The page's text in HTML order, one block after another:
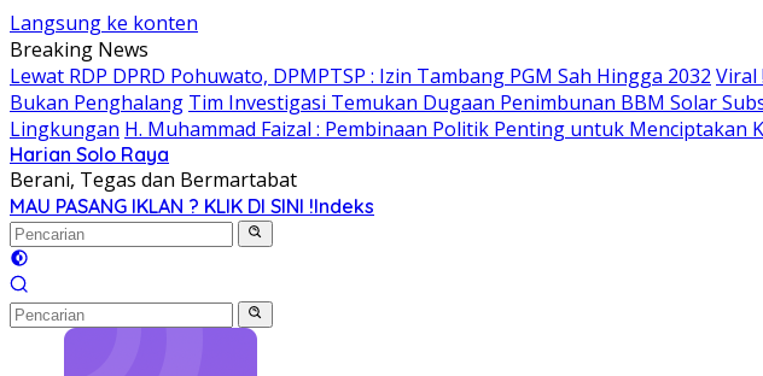
Langsung ke konten
Breaking News
Lewat RDP DPRD Pohuwato, DPMPTSP : Izin Tambang PGM Sah Hingga 2032 Viral
Bukan Penghalang Tim Investigasi Temukan Dugaan Penimbunan BBM Solar
Lingkungan H. Muhammad Faizal : Pembinaan Politik Penting untuk Menciptakan
Harian Solo Raya
Berani, Tegas dan Bermartabat
MAU PASANG IKLAN ? KLIK DI SINI !Indeks